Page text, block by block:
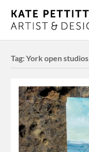
Tag:York open studios